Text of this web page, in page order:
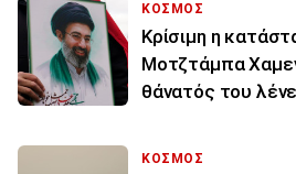
ΚΟΣΜΟΣ
Κρίσιμη η
Μοτζτάμπα
θάνατός του
ΚΟΣΜΟΣ